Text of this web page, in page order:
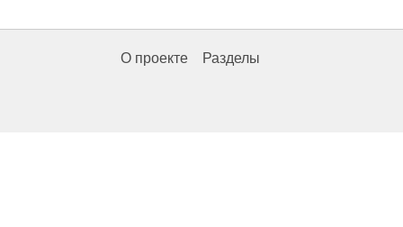
О проекте Разделы